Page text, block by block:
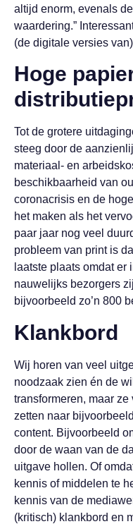
altijd enorm, evenals
waardering.”
(de digitale versies
Hoge
Tot de grotere
steeg door de
materiaal- en
beschikbaarheid van
coronacrisis en de
het maken als het
paar jaar nog veel
probleem van print is
laatste plaats omdat
nauwelijks bezorgers
bijvoorbeeld zo’n 800
Klankbord
Wij horen van veel
noodzaak zien én de
transformeren, maar
zetten naar
content. Bijvoorbeeld
door de waan van de
uitgave hollen. Of
kennis of middelen te
kennis van de
(kritisch) klankbord en